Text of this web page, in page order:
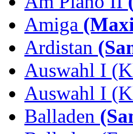
Amiga
Ardistan
Auswahl I
Auswahl I
Balladen